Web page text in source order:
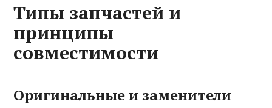
Типы запчастей и
принципы
совместимости
Оригинальные и заменители